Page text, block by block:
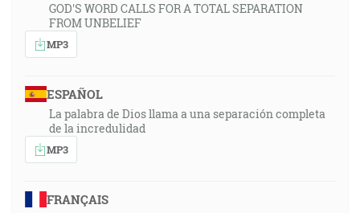
GOD'S WORD CALLS FOR A TOTAL SEPARATION
FROM UNBELIEF
MP3
ESPAÑOL
La palabra de Dios llama a una separación completa
de la incredulidad
MP3
FRANÇAIS